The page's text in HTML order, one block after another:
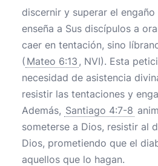
discernir y superar el engaño
enseña a Sus discípulos a
caer en tentación, sino
( Mateo 6:13 , NVI). Esta
necesidad de asistencia
resistir las tentaciones y
Además, Santiago 4:7-8
someterse a Dios, resistir al
Dios, prometiendo que el
aquellos que lo hagan.